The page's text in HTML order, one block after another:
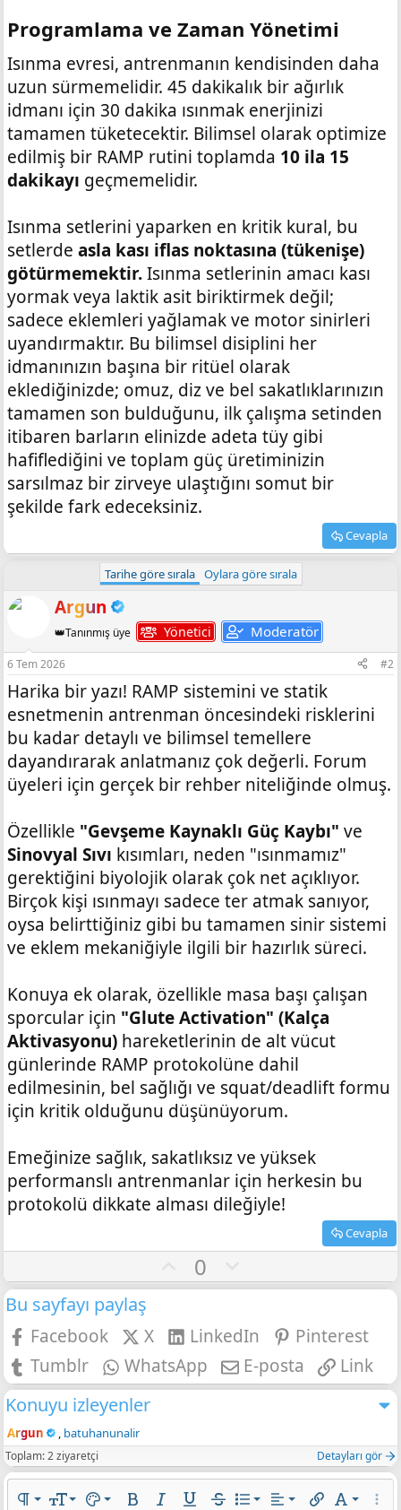
Programlama ve Zaman Yönetimi​
Isınma evresi, antrenmanın kendisinden daha
uzun sürmemelidir. 45 dakikalık bir ağırlık
idmanı için 30 dakika ısınmak enerjinizi
tamamen tüketecektir. Bilimsel olarak optimize
edilmiş bir RAMP rutini toplamda 10 ila 15
dakikayı geçmemelidir.
Isınma setlerini yaparken en kritik kural, bu
setlerde asla kası iflas noktasına (tükenişe)
götürmemektir.Isınma setlerinin amacı kası
yormak veya laktik asit biriktirmek değil;
sadece eklemleri yağlamak ve motor sinirleri
uyandırmaktır. Bu bilimsel disiplini her
idmanınızın başına bir ritüel olarak
eklediğinizde; omuz, diz ve bel sakatlıklarınızın
tamamen son bulduğunu, ilk çalışma setinden
itibaren barların elinizde adeta tüy gibi
hafiflediğini ve toplam güç üretiminizin
sarsılmaz bir zirveye ulaştığını somut bir
şekilde fark edeceksiniz.
Cevapla
Tarihe göre sırala Oylara göre sırala
Argun
👑Tanınmış üye Yönetici Moderatör
6 Tem 2026 #2
Harika bir yazı! RAMP sistemini ve statik
esnetmenin antrenman öncesindeki risklerini
bu kadar detaylı ve bilimsel temellere
dayandırarak anlatmanız çok değerli. Forum
üyeleri için gerçek bir rehber niteliğinde olmuş.
Özellikle "Gevşeme Kaynaklı Güç Kaybı" ve
Sinovyal Sıvı kısımları, neden "ısınmamız"
gerektiğini biyolojik olarak çok net açıklıyor.
Birçok kişi ısınmayı sadece ter atmak sanıyor,
oysa belirttiğiniz gibi bu tamamen sinir sistemi
ve eklem mekaniğiyle ilgili bir hazırlık süreci.
Konuya ek olarak, özellikle masa başı çalışan
sporcular için "Glute Activation" (Kalça
Aktivasyonu) hareketlerinin de alt vücut
günlerinde RAMP protokolüne dahil
edilmesinin, bel sağlığı ve squat/deadlift formu
için kritik olduğunu düşünüyorum.
Emeğinize sağlık, sakatlıksız ve yüksek
performanslı antrenmanlar için herkesin bu
protokolü dikkate alması dileğiyle!
Cevapla
O
y
a
0
o
n
v
o
t
Bu sayfayı paylaş
Facebook X LinkedIn
Pinterest
Tumblr
WhatsApp E-posta Link
Konuyu izleyenler
Argun batuhanunalir
Toplam: 2 ziyaretçi Detayları gör
Paragraf biçimi
Normal
Yazı boyutu
9 Metin Rengi
Metin rengi
Kalın Yatık Altını çizÜzeri çizik
Liste
Sıralı liste Hizalama yötemleri
Sola hizala Bağlantı ekle
Yazı tipi
Arial